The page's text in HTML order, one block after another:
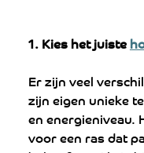
1. Kies het juiste
Er zijn veel
zijn eigen unieke
en energieniveau.
voor een ras dat